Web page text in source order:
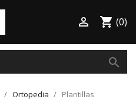
shopping_cart (0)

search
Ortopedia Plantillas